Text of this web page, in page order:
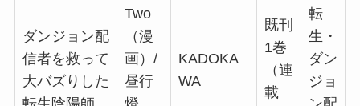
ダンジョン配
信者を救って
大バズりした
Two
（漫
画）/
昼行
KADOKA
WA
既刊
1巻
（連
載
転
生・
ダン
ジョ